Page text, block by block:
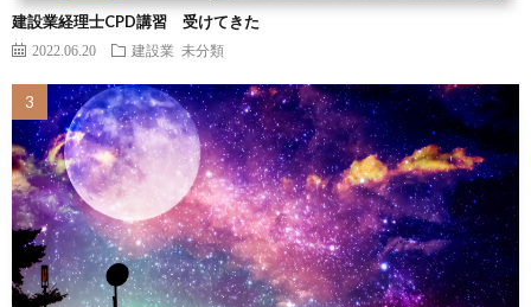
建設業経理士CPD講習 受けてきた
2022.06.20 建設業 未分類